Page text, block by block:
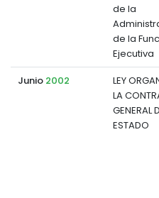
de la
de la
Ejecutiva
Junio 2002
LEY
LA
GENERAL
ESTADO